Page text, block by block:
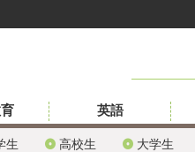
生 高校生 大学生
英語